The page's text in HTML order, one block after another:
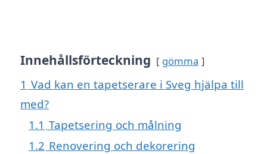
Innehållsförteckning gömma
1 Vad kan en tapetserare i Sveg hjälpa till
med?
1.1 Tapetsering och målning
1.2 Renovering och dekorering